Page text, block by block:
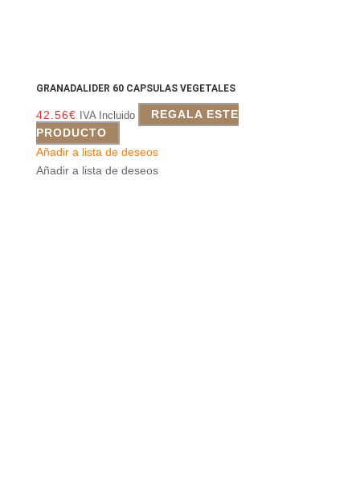
GRANADALIDER 60 CAPSULAS VEGETALES
42.56€ IVA Incluido
REGALA ESTE
PRODUCTO
Añadir a lista de deseos
Añadir a lista de deseos